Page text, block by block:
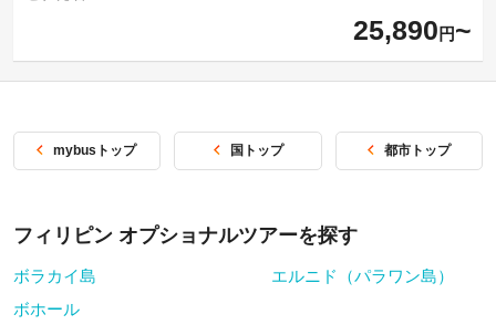
25,890 円
mybusトップ 国トップ 都市トップ
フィリピン オプショナルツアーを探す
ボラカイ島
エルニド（パラワン島）
ボホール